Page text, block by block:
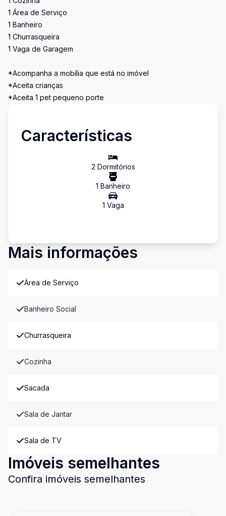
1 Área de Serviço
1 Banheiro
1 Churrasqueira
1 Vaga de Garagem
*Acompanha a mobília que está no imóvel
*Aceita crianças
*Aceita 1 pet pequeno porte
Características
2 Dormitórios
1 Banheiro
1 Vaga
Mais informações
Área de Serviço
Banheiro Social
Churrasqueira
Cozinha
Sacada
Sala de Jantar
Sala de TV
Imóveis semelhantes
Confira imóveis semelhantes